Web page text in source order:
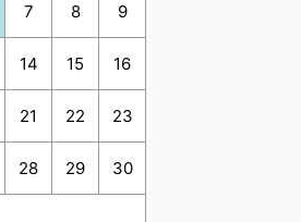
7 8 9
14 15 16
21 22 23
28 29 30